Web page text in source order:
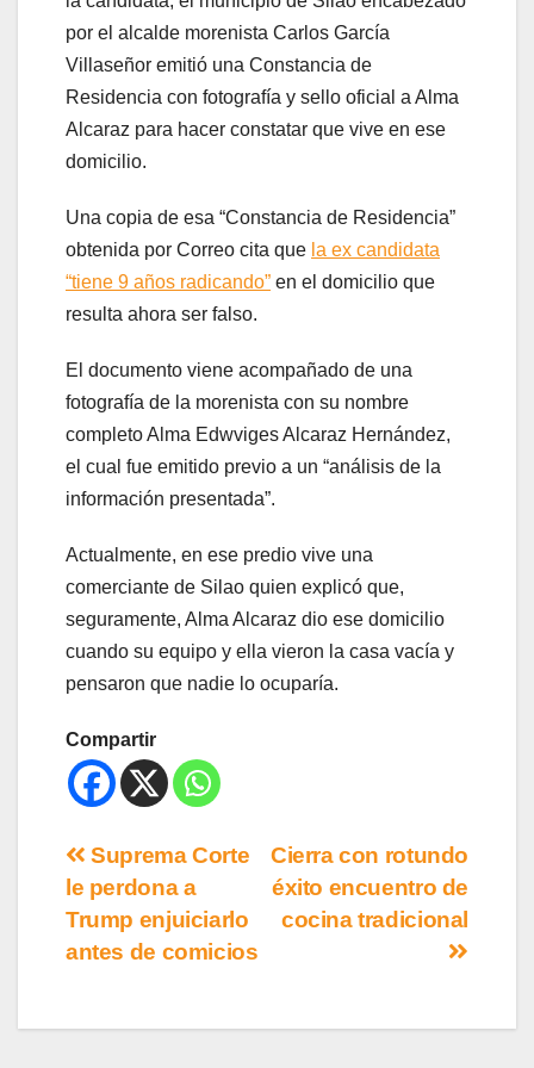
por el alcalde morenista Carlos García
Villaseñor emitió una Constancia de
Residencia con fotografía y sello oficial a Alma
Alcaraz para hacer constatar que vive en ese
domicilio.
Una copia de esa “Constancia de Residencia”
obtenida por Correo cita que la ex candidata
“tiene 9 años radicando” en el domicilio que
resulta ahora ser falso.
El documento viene acompañado de una
fotografía de la morenista con su nombre
completo Alma Edwviges Alcaraz Hernández,
el cual fue emitido previo a un “análisis de la
información presentada”.
Actualmente, en ese predio vive una
comerciante de Silao quien explicó que,
seguramente, Alma Alcaraz dio ese domicilio
cuando su equipo y ella vieron la casa vacía y
pensaron que nadie lo ocuparía.
Compartir
Cierra con rotundo
éxito encuentro de
cocina tradicional
Suprema Corte
le perdona a
Trump enjuiciarlo
antes de comicios